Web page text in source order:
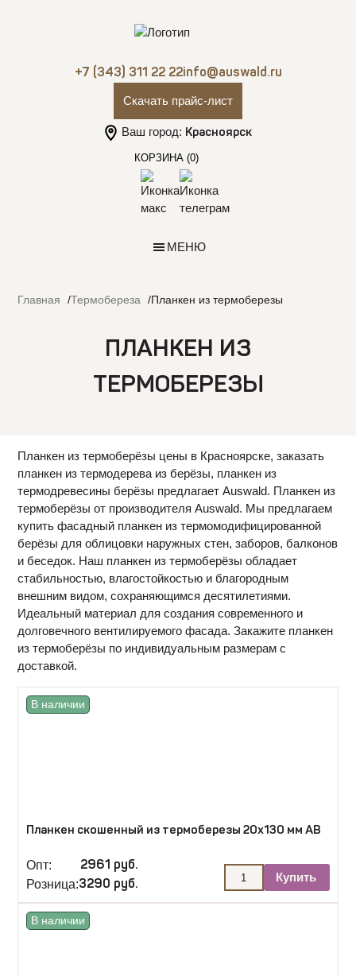
+7 (343) 311 22 22info@auswald.ru
Скачать прайс-лист
Ваш город: Красноярск
КОРЗИНА (0)
МЕНЮ
Главная Термобереза Планкен из термоберезы
ПЛАНКЕН ИЗ
ТЕРМОБЕРЕЗЫ
Планкен из термоберёзы цены в Красноярске, заказать
планкен из термодерева из берёзы, планкен из
термодревесины берёзы предлагает Auswald. Планкен из
термоберёзы от производителя Auswald. Мы предлагаем
купить фасадный планкен из термомодифицированной
берёзы для облицовки наружных стен, заборов, балконов
и беседок. Наш планкен из термоберёзы обладает
стабильностью, влагостойкостью и благородным
внешним видом, сохраняющимся десятилетиями.
Идеальный материал для создания современного и
долговечного вентилируемого фасада. Закажите планкен
из термоберёзы по индивидуальным размерам с
доставкой.
В наличии
Планкен скошенный из термоберезы 20х130 мм АВ
Опт: 2961 руб.
Розница:3290 руб.
Купить
В наличии